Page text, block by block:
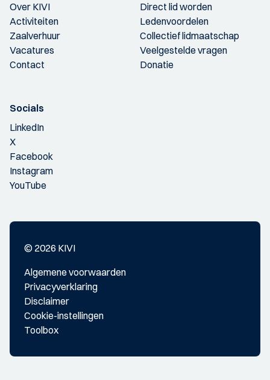
Over KIVI
Activiteiten
Zaalverhuur
Vacatures
Contact
Direct lid worden
Ledenvoordelen
Collectief lidmaatschap
Veelgestelde vragen
Donatie
Socials
LinkedIn
X
Facebook
Instagram
YouTube
© 2026 KIVI
Algemene voorwaarden
Privacyverklaring
Disclaimer
Cookie-instellingen
Toolbox